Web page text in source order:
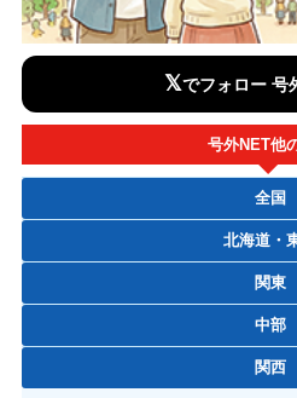
𝕏でフォロー 号
号外NET他
全国
北海道・
関東
中部
関西